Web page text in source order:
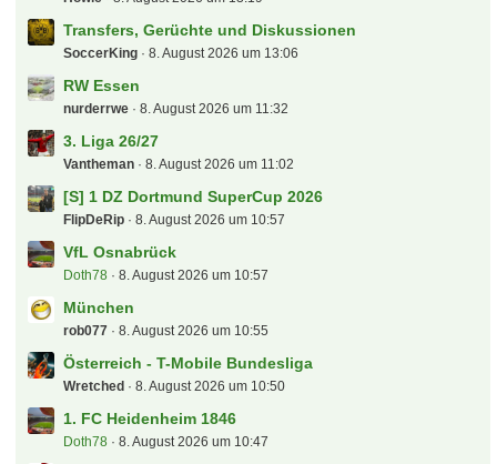
Transfers, Gerüchte und Diskussionen
SoccerKing 8. August 2026 um 13:06
RW Essen
nurderrwe 8. August 2026 um 11:32
3. Liga 26/27
Vantheman 8. August 2026 um 11:02
[S] 1 DZ Dortmund SuperCup 2026
FlipDeRip 8. August 2026 um 10:57
VfL Osnabrück
Doth78 8. August 2026 um 10:57
München
rob077 8. August 2026 um 10:55
Österreich - T-Mobile Bundesliga
Wretched 8. August 2026 um 10:50
1. FC Heidenheim 1846
Doth78 8. August 2026 um 10:47